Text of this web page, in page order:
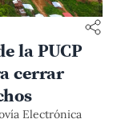
la PUCP
cerrar
Electrónica